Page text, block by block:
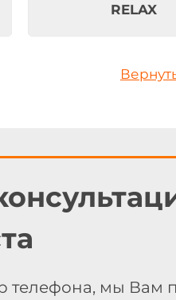
RELAX
телефона, мы Вам